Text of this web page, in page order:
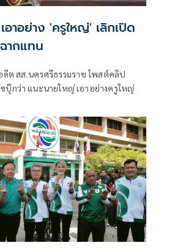
อาอย่าง 'ครูใหญ่' เลิกเปิด
ากแทน
ดีต สส.นครศรีธรรมราช โพสต์คลิป
บุ๊กว่า แนะนายใหญ่ เอาอย่างครูใหญ่